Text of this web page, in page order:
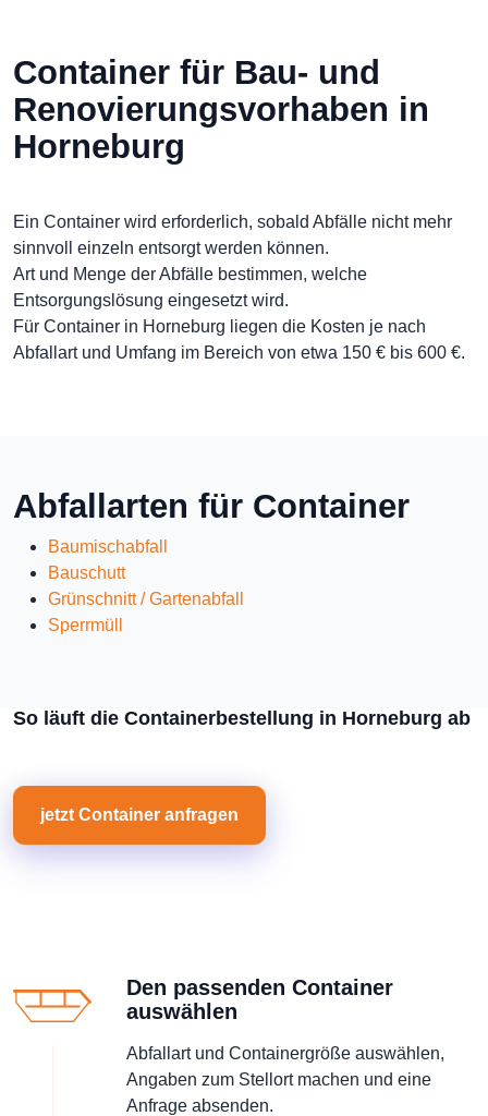
Container für Bau- und
Renovierungsvorhaben in
Horneburg
Ein Container wird erforderlich, sobald Abfälle nicht mehr
sinnvoll einzeln entsorgt werden können.
Art und Menge der Abfälle bestimmen, welche
Entsorgungslösung eingesetzt wird.
Für Container in Horneburg liegen die Kosten je nach
Abfallart und Umfang im Bereich von etwa 150 € bis 600 €.
Abfallarten für Container
Baumischabfall
Bauschutt
Grünschnitt / Gartenabfall
Sperrmüll
So läuft die Containerbestellung in Horneburg ab
jetzt Container anfragen
Den passenden Container
auswählen
Abfallart und Containergröße auswählen,
Angaben zum Stellort machen und eine
Anfrage absenden.